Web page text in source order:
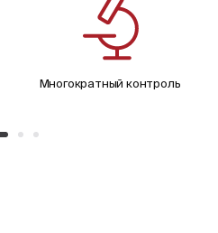
Многократный контроль